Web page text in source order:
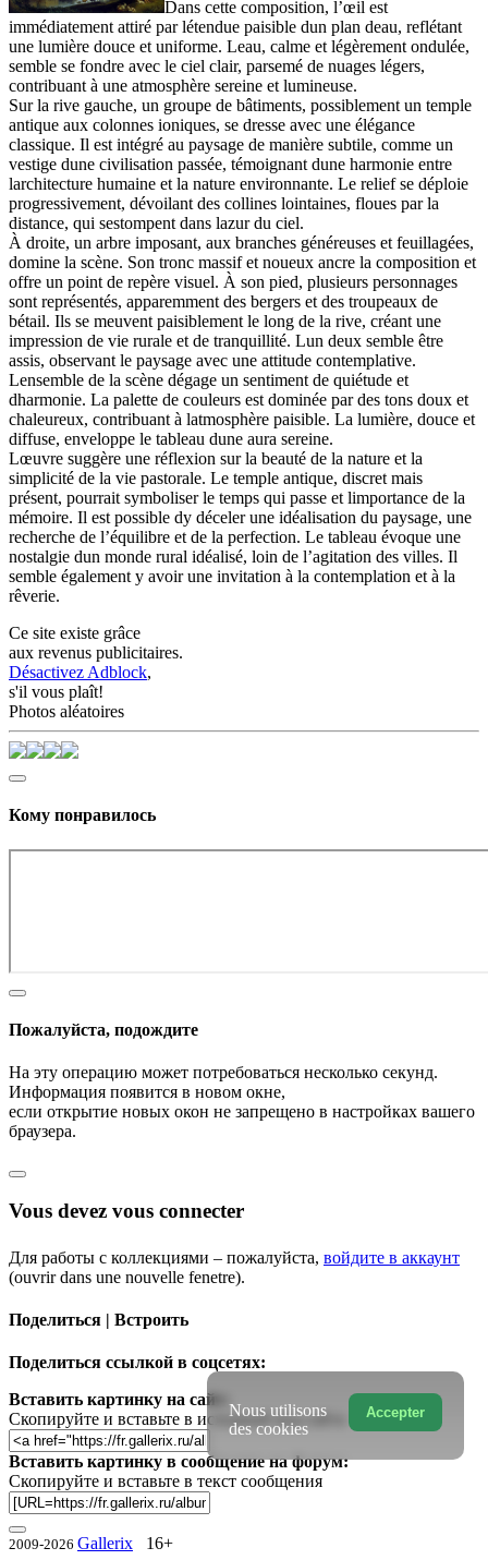
Dans cette composition, l’œil est
immédiatement attiré par létendue paisible dun plan deau, reflétant
une lumière douce et uniforme. Leau, calme et légèrement ondulée,
semble se fondre avec le ciel clair, parsemé de nuages légers,
contribuant à une atmosphère sereine et lumineuse.
Sur la rive gauche, un groupe de bâtiments, possiblement un temple
antique aux colonnes ioniques, se dresse avec une élégance
classique. Il est intégré au paysage de manière subtile, comme un
vestige dune civilisation passée, témoignant dune harmonie entre
larchitecture humaine et la nature environnante. Le relief se déploie
progressivement, dévoilant des collines lointaines, floues par la
distance, qui sestompent dans lazur du ciel.
À droite, un arbre imposant, aux branches généreuses et feuillagées,
domine la scène. Son tronc massif et noueux ancre la composition et
offre un point de repère visuel. À son pied, plusieurs personnages
sont représentés, apparemment des bergers et des troupeaux de
bétail. Ils se meuvent paisiblement le long de la rive, créant une
impression de vie rurale et de tranquillité. Lun deux semble être
assis, observant le paysage avec une attitude contemplative.
Lensemble de la scène dégage un sentiment de quiétude et
dharmonie. La palette de couleurs est dominée par des tons doux et
chaleureux, contribuant à latmosphère paisible. La lumière, douce et
diffuse, enveloppe le tableau dune aura sereine.
Lœuvre suggère une réflexion sur la beauté de la nature et la
simplicité de la vie pastorale. Le temple antique, discret mais
présent, pourrait symboliser le temps qui passe et limportance de la
mémoire. Il est possible dy déceler une idéalisation du paysage, une
recherche de l’équilibre et de la perfection. Le tableau évoque une
nostalgie dun monde rural idéalisé, loin de l’agitation des villes. Il
semble également y avoir une invitation à la contemplation et à la
rêverie.
Ce site existe grâce
aux revenus publicitaires.
Désactivez Adblock,
s'il vous plaît!
Photos aléatoires
Кому понравилось
Пожалуйста, подождите
На эту операцию может потребоваться несколько секунд.
Информация появится в новом окне,
если открытие новых окон не запрещено в настройках вашего
браузера.
Vous devez vous connecter
Для работы с коллекциями – пожалуйста, войдите в аккаунт
(ouvrir dans une nouvelle fenetre).
Поделиться | Встроить
Поделиться ссылкой в соцсетях:
Вставить картинку на сайт:
Скопируйте и вставьте в исходный код сайта
Вставить картинку в сообщение на форум:
Скопируйте и вставьте в текст сообщения
2009-2026 Gallerix 16+
Accepter
Nous utilisons
des cookies